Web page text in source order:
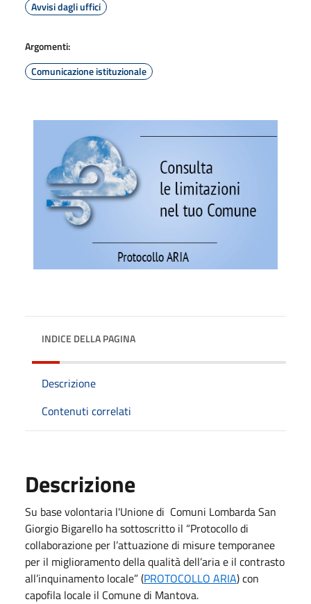
Avvisi dagli uffici
Argomenti:
Comunicazione istituzionale
INDICE DELLA PAGINA
Descrizione
Contenuti correlati
Descrizione
Su base volontaria l'Unione di Comuni Lombarda San
Giorgio Bigarello ha sottoscritto il “Protocollo di
collaborazione per l’attuazione di misure temporanee
per il miglioramento della qualità dell’aria e il contrasto
all’inquinamento locale” (PROTOCOLLO ARIA) con
capofila locale il Comune di Mantova.